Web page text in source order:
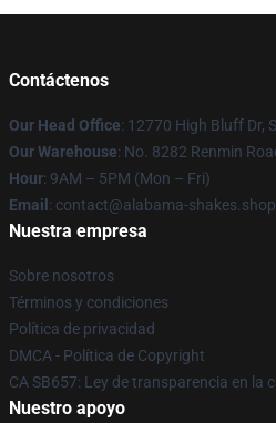
Contáctenos
Our Head Office: 12770 High Bluff Dr,
Our Warehouse: No. 8282 Renmin
Hour: 9AM – 5PM (Mon – Fri)
Email : contact@alabama-shakes.shop
Nuestra empresa
Sobre nosotros
Términos y condiciones
Política de privacidad
DMCA - Política de Copyright
CA SB657: Ley de transparencia en la
Nuestro apoyo